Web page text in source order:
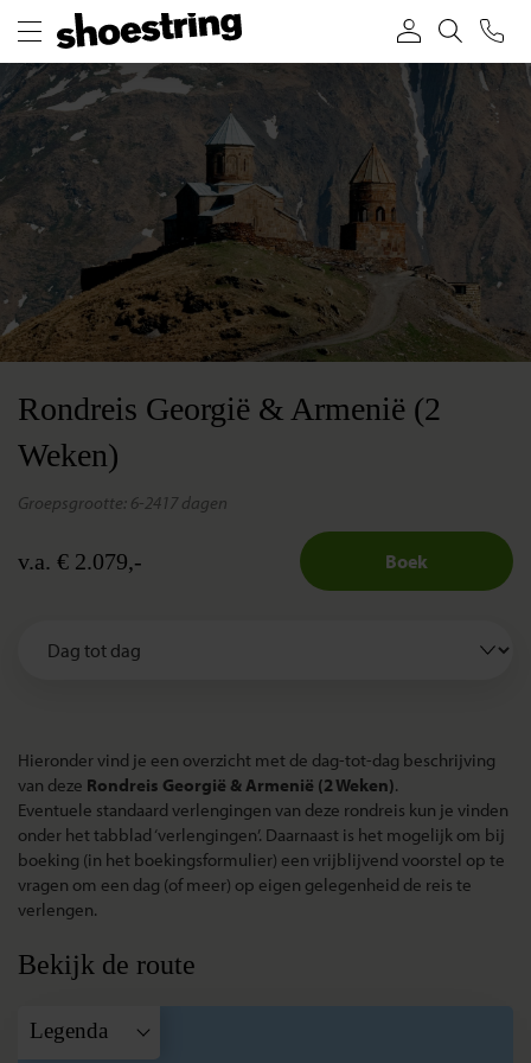
Rondreis Georgië & Armenië (2
Weken)
Boek
v.a. € 2.079,-
groepsgrootte: 6-24 17 dagen
Hieronder vind je een overzicht met de dag-tot-dag beschrijving
van deze Rondreis Georgië & Armenië (2 Weken).
Eventuele standaard verlengingen van deze rondreis kun je vinden
onder het tabblad ‘verlengingen’. Daarnaast is het mogelijk om bij
boeking (in het boekingsformulier) een vrijblijvend voorstel op te
vragen om een dag (of meer) op eigen gelegenheid de reis te
verlengen.
Bekijk de route
Legenda